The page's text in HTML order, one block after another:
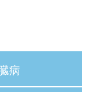
病